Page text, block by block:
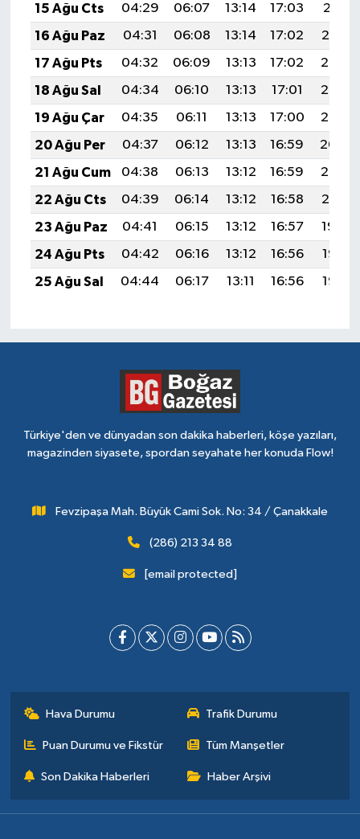
15 Ağu Cts
04:29 06:07 13:14 17:03
20:11
16 Ağu Paz
04:31 06:08 13:14 17:02
20:10
17 Ağu Pts
04:32 06:09 13:13 17:02
20:08
18 Ağu Sal
04:34 06:10 13:13 17:01
20:07
19 Ağu Çar
04:35 06:11 13:13 17:00
20:05
20 Ağu Per
04:37 06:12 13:13 16:59
20:04
21 Ağu Cum
04:38 06:13 13:12 16:59
20:02
22 Ağu Cts
04:39 06:14 13:12 16:58
20:01
23 Ağu Paz
04:41 06:15 13:12 16:57
19:59
24 Ağu Pts
04:42 06:16 13:12 16:56
19:58
25 Ağu Sal
04:44 06:17 13:11 16:56 19:56
Türkiye'den ve dünyadan son dakika haberleri, köşe yazıları,
magazinden siyasete, spordan seyahate her konuda Flow!
Fevzipaşa Mah. Büyük Cami Sok. No: 34 / Çanakkale
(286) 213 34 88
[email protected]
Hava Durumu Trafik Durumu
Puan Durumu ve Fikstür Tüm Manşetler
Son Dakika Haberleri Haber Arşivi